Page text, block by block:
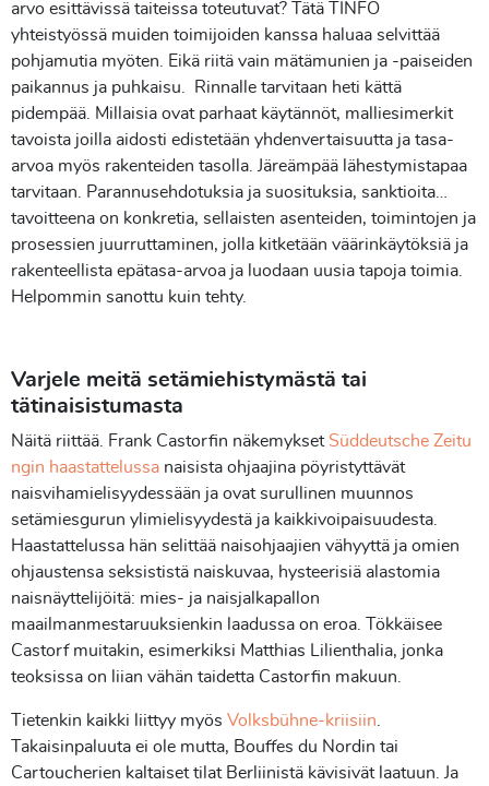
arvo esittävissä taiteissa toteutuvat? Tätä TINFO
yhteistyössä muiden toimijoiden kanssa haluaa selvittää
pohjamutia myöten. Eikä riitä vain mätämunien ja -paiseiden
paikannus ja puhkaisu. Rinnalle tarvitaan heti kättä
pidempää. Millaisia ovat parhaat käytännöt, malliesimerkit
tavoista joilla aidosti edistetään yhdenvertaisuutta ja tasa-
arvoa myös rakenteiden tasolla. Järeämpää lähestymistapaa
tarvitaan. Parannusehdotuksia ja suosituksia, sanktioita…
tavoitteena on konkretia, sellaisten asenteiden, toimintojen ja
prosessien juurruttaminen, jolla kitketään väärinkäytöksiä ja
rakenteellista epätasa-arvoa ja luodaan uusia tapoja toimia.
Helpommin sanottu kuin tehty.
Varjele meitä setämiehistymästä tai
tätinaisistumasta
Näitä riittää. Frank Castorfin näkemyksetSüddeutsche Zeitu
ngin haastattelussa naisista ohjaajina pöyristyttävät
naisvihamielisyydessään ja ovat surullinen muunnos
setämiesgurun ylimielisyydestä ja kaikkivoipaisuudesta.
Haastattelussa hän selittää naisohjaajien vähyyttä ja omien
ohjaustensa seksististä naiskuvaa, hysteerisiä alastomia
naisnäyttelijöitä: mies- ja naisjalkapallon
maailmanmestaruuksienkin laadussa on eroa. Tökkäisee
Castorf muitakin, esimerkiksi Matthias Lilienthalia, jonka
teoksissa on liian vähän taidetta Castorfin makuun.
Tietenkin kaikki liittyy myös Volksbühne-kriisiin
Takaisinpaluuta ei ole mutta, Bouffes du Nordin tai
Cartoucherien kaltaiset tilat Berliinistä kävisivät laatuun. Ja